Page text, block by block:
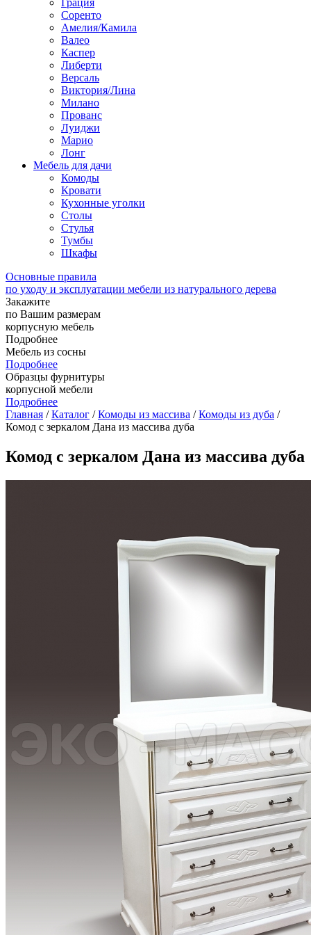
Грация
Соренто
Амелия/Камила
Валео
Каспер
Либерти
Версаль
Виктория/Лина
Милано
Прованс
Луиджи
Марио
Лонг
Мебель для дачи
Комоды
Кровати
Кухонные уголки
Столы
Стулья
Тумбы
Шкафы
Основные правила
по уходу и эксплуатации мебели из натурального дерева
Закажите
по Вашим размерам
корпусную мебель
Подробнее
Мебель из сосны
Подробнее
Образцы фурнитуры
корпусной мебели
Подробнее
Главная /Каталог /Комоды из массива /Комоды из дуба /
Комод с зеркалом Дана из массива дуба
Комод с зеркалом Дана из массива дуба